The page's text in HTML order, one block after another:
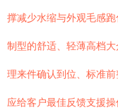
撑减少水缩与外观毛感
制型的舒适、轻薄高档
理来件确认到位、标准
应给客户最佳反馈支援